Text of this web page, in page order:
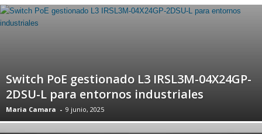
Switch PoE gestionado L3 IRSL3M-04X24GP-
2DSU-L para entornos industriales
Maria Camara - 9 junio, 2025